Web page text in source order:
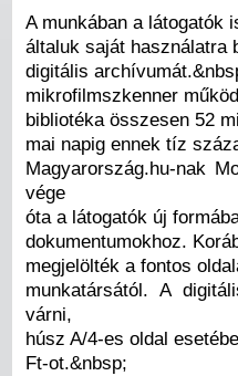
A munkában a látogatók
általuk saját használatra
digitális
mikrofilmszkenner
bibliotéka összesen 52
mai napig ennek tíz
Magyarország.hu-nak
vége
óta a látogatók új
dokumentumokhoz.
megjelölték a fontos
munkatársától. A
várni,
húsz A/4-es oldal
Ft-ot.&nbsp;